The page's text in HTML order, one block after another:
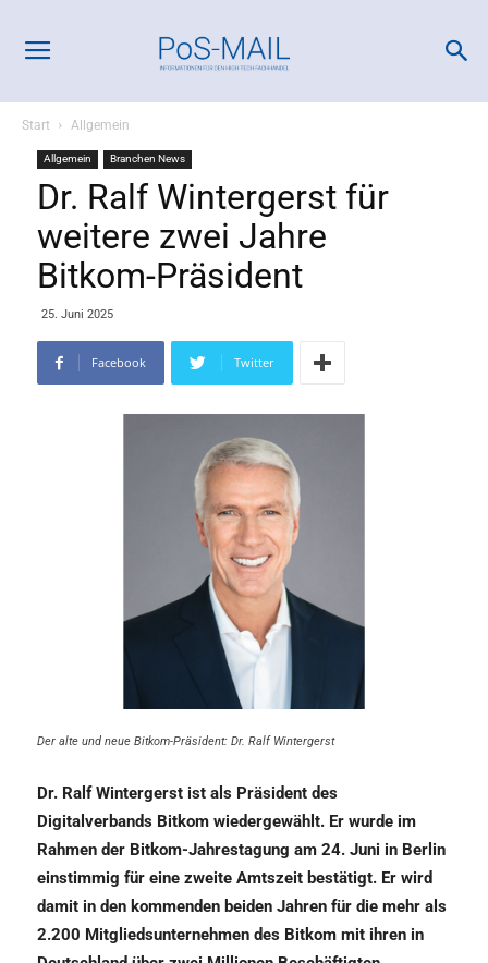
Start Allgemein
Allgemein Branchen News
Dr. Ralf Wintergerst für
weitere zwei Jahre
Bitkom-Präsident
25. Juni 2025
Facebook Twitter
Der alte und neue Bitkom-Präsident: Dr. Ralf Wintergerst
Dr. Ralf Wintergerst ist als Präsident des
Digitalverbands Bitkom wiedergewählt. Er wurde im
Rahmen der Bitkom-Jahrestagung am 24. Juni in Berlin
einstimmig für eine zweite Amtszeit bestätigt. Er wird
damit in den kommenden beiden Jahren für die mehr als
2.200 Mitgliedsunternehmen des Bitkom mit ihren in